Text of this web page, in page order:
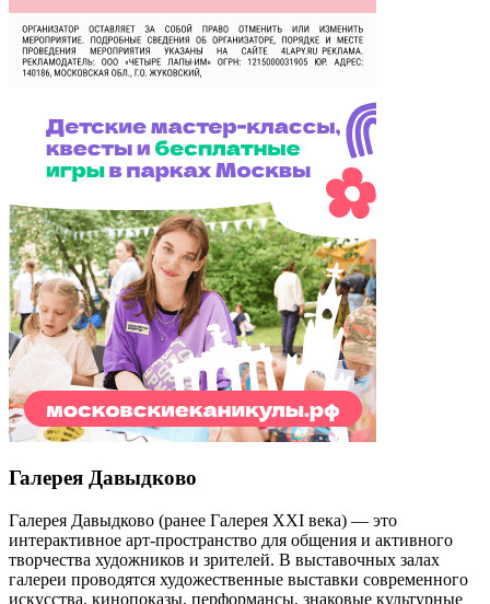
Галерея Давыдково
Галерея Давыдково (ранее Галерея XXI века) — это
интерактивное арт-пространство для общения и активного
творчества художников и зрителей. В выставочных залах
галереи проводятся художественные выставки современного
искусства, кинопоказы, перформансы, знаковые культурные